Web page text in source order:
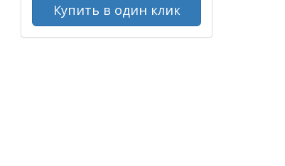
Купить в один клик